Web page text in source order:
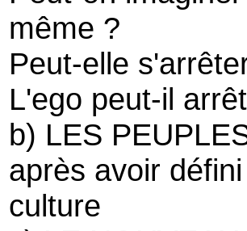
même ?
Peut-elle
L'ego peut-il
b) LES
après avoir
culture